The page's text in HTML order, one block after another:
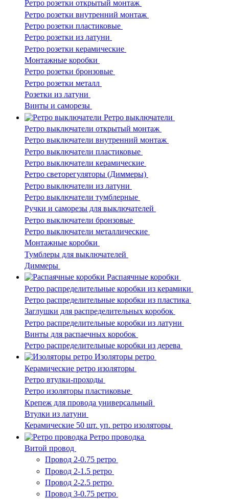
Ретро розетки открытый монтаж
Ретро розетки внутренний монтаж
Ретро розетки пластиковые
Ретро розетки из латуни
Ретро розетки керамические
Монтажные коробки
Ретро розетки бронзовые
Ретро розетки металл
Розетки из латуни
Винты и саморезы
Ретро выключатели
Ретро выключатели открытый монтаж
Ретро выключатели внутренний монтаж
Ретро выключатели пластиковые
Ретро выключатели керамические
Ретро светорегуляторы (Диммеры)
Ретро выключатели из латуни
Ретро выключатели тумблерные
Ручки и саморезы для выключателей
Ретро выключатели бронзовые
Ретро выключатели металлические
Монтажные коробки
Тумблеры для выключателей
Диммеры
Распаячные коробки
Ретро распределительные коробки из керамики
Ретро распределительные коробки из пластика
Заглушки для распределительных коробок
Ретро распределительные коробки из латуни
Винты для распаечных коробок
Ретро распределительные коробки из дерева
Изоляторы ретро
Керамические ретро изоляторы
Ретро втулки-проходы
Ретро изоляторы пластиковые
Крепеж для провода универсальный
Втулки из латуни
Керамические 50 шт. уп. ретро изоляторы
Ретро проводка
Витой провод
Провод 2-0.75 ретро
Провод 2-1.5 ретро
Провод 2-2.5 ретро
Провод 3-0.75 ретро